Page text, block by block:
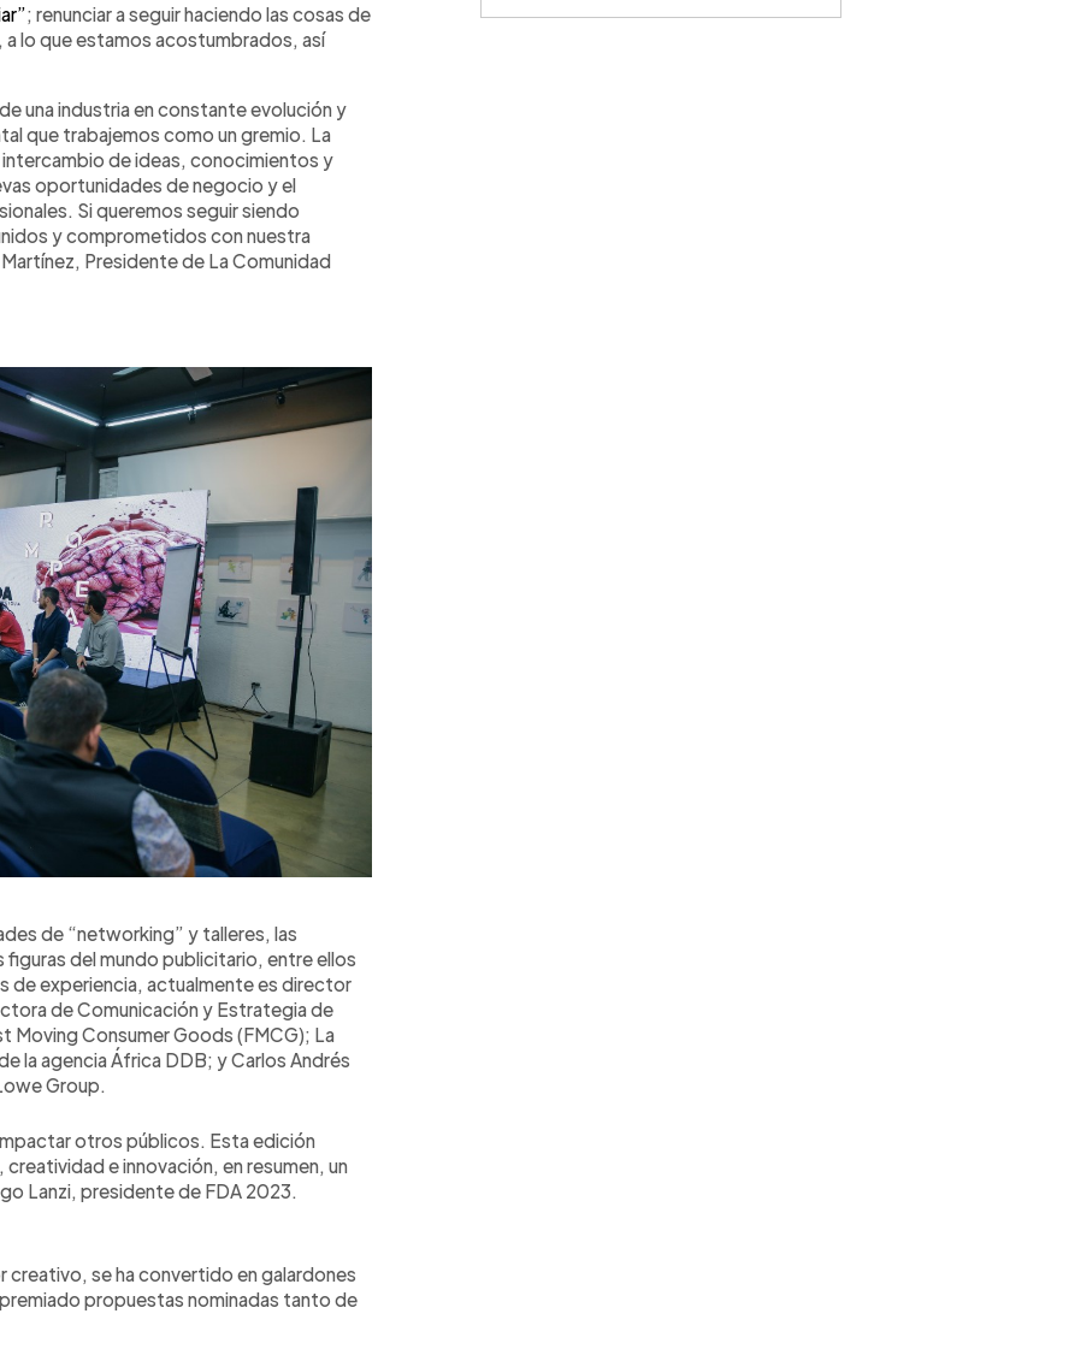
; renunciar a seguir haciendo las cosas de
a lo que estamos acostumbrados, así
una industria en constante evolución y
que trabajemos como un gremio. La
de ideas, conocimientos y
oportunidades de negocio y el
Si queremos seguir siendo
y comprometidos con nuestra
Presidente de La Comunidad
de “networking” y talleres, las
del mundo publicitario, entre ellos
de experiencia, actualmente es director
de Comunicación y Estrategia de
Moving Consumer Goods (FMCG); La
la agencia África DDB; y Carlos Andrés
Group.
otros públicos. Esta edición
e innovación, en resumen, un
Lanzi, presidente de FDA 2023.
se ha convertido en galardones
propuestas nominadas tanto de